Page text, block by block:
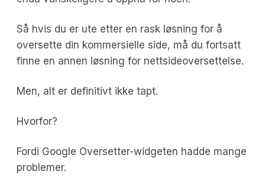
Så hvis du er ute etter en rask løsning for å
oversette din kommersielle side, må du fortsatt
finne en annen løsning for nettsideoversettelse.
Men, alt er definitivt ikke tapt.
Hvorfor?
Fordi Google Oversetter-widgeten hadde mange
problemer.